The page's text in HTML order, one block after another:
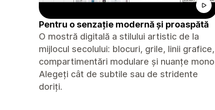
Pentru o senzație modernă și proaspătă
O mostră digitală a stilului artistic de la
mijlocul secolului: blocuri, grile, linii grafice,
compartimentări modulare și nuanțe
Alegeți cât de subtile sau de stridente
doriți.